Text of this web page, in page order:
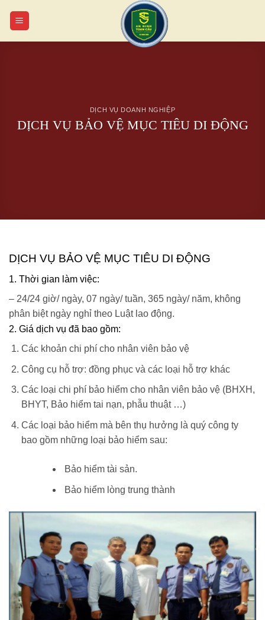
đến
DỊCH VỤ DOANH NGHIỆP
DỊCH VỤ BẢO VỆ MỤC TIÊU DI ĐỘNG
DỊCH VỤ BẢO VỆ MỤC TIÊU DI ĐỘNG
1. Thời gian làm việc:
– 24/24 giờ/ ngày, 07 ngày/ tuần, 365 ngày/ năm, không
phân biệt ngày nghỉ theo Luật lao động.
2. Giá dịch vụ đã bao gồm:
Các khoản chi phí cho nhân viên bảo vệ
Công cụ hỗ trợ: đồng phục và các loại hỗ trợ khác
Các loại chi phí bảo hiểm cho nhân viên bảo vệ (BHXH,
BHYT, Bảo hiểm tai nạn, phẫu thuật …)
Các loại bảo hiểm mà bên thụ hưởng là quý công ty
bao gồm những loại bảo hiểm sau:
Bảo hiểm tài sản.
Bảo hiểm lòng trung thành